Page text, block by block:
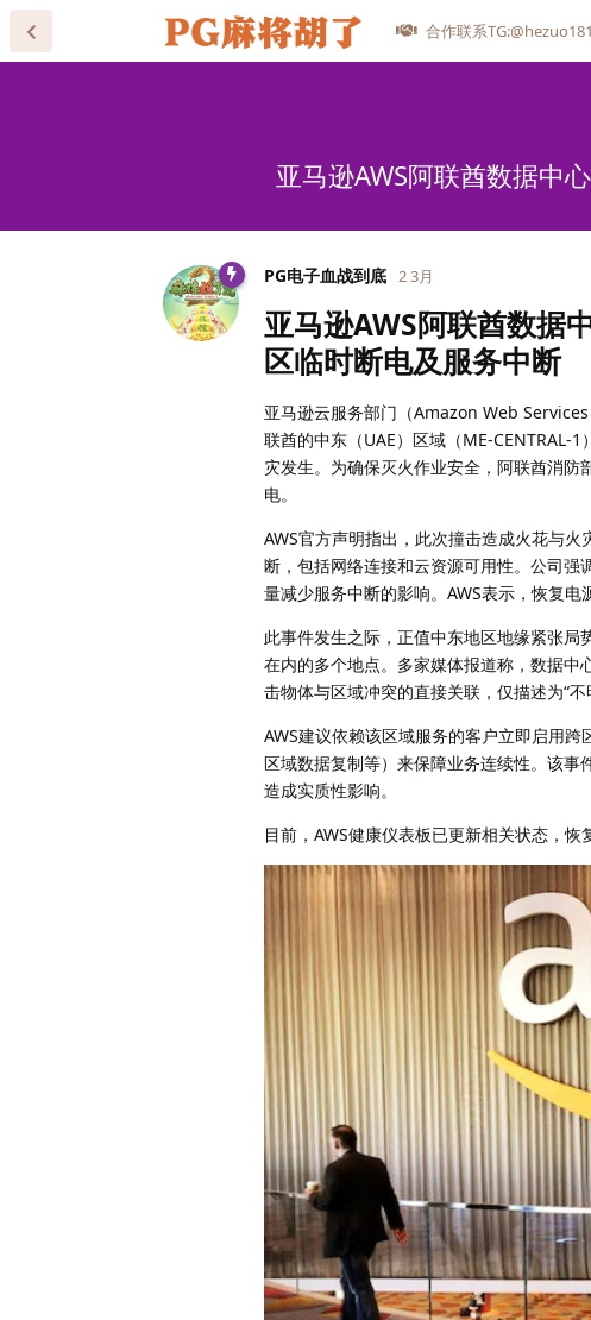
合作联系
亚马逊AWS阿联酋数据中
PG电子血战到底 2 3月
亚马逊AWS阿联酋数据
区临时断电及服务中断
亚马逊云服务部门（Amazon Web
联酋的中东（UAE）区域（ME-CENTRAL-
灾发生。为确保灭火作业安全，阿联酋消
电。
AWS官方声明指出，此次撞击造成火花与
断，包括网络连接和云资源可用性。公司
量减少服务中断的影响。AWS表示，恢复电
此事件发生之际，正值中东地区地缘紧张
在内的多个地点。多家媒体报道称，数据中
击物体与区域冲突的直接关联，仅描述为“不
AWS建议依赖该区域服务的客户立即启用
区域数据复制等）来保障业务连续性。该
造成实质性影响。
目前，AWS健康仪表板已更新相关状态，恢